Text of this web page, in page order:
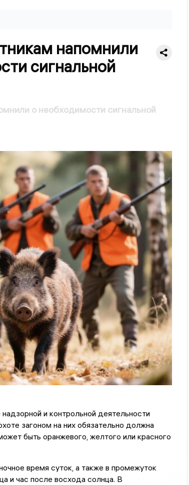
напомнили
сигнальной
о необходимости сигнальной
и контрольной деятельности
загоном на них обязательно должна
быть оранжевого, желтого или красного
время суток, а также в промежуток
и час после восхода солнца. В